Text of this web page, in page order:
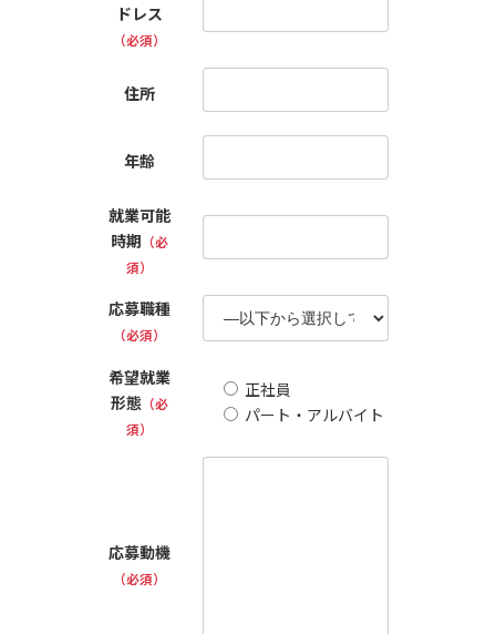
ドレス
（必須）
住所
年齢
就業可能
時期 （必
須）
応募職種
（必須）
希望就業
形態 （必
須）
正社員
パート・アルバイト
応募動機
（必須）